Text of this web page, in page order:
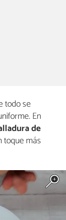
todo se
En
de
toque más